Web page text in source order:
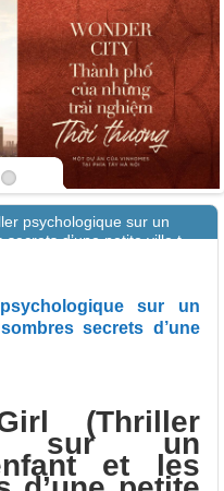
psychologique sur un
d’une petite ville t.
sur un
secrets d’une
(Thriller
sur un
et les